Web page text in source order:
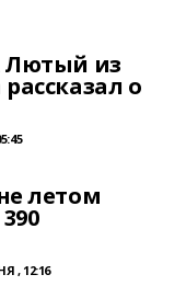
Лютый из
о
летом
, 12:16